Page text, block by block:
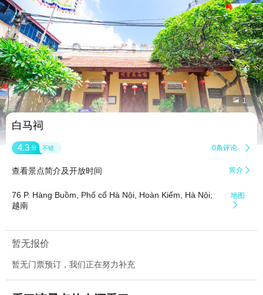
 1
白马祠
4.3 分 不错 0条评论 
查看景点简介及开放时间 简介 
76 P. Hàng Buồm, Phố cổ Hà Nội, Hoàn Kiếm, Hà Nội,
越南
地图

暂无报价
暂无门票预订，我们正在努力补充
